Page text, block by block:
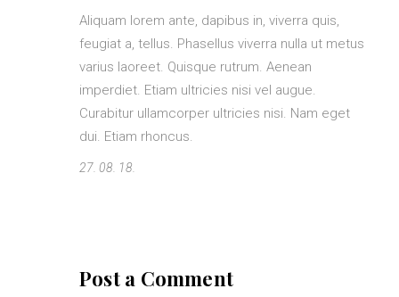
Aliquam lorem ante, dapibus in, viverra quis,
feugiat a, tellus. Phasellus viverra nulla ut metus
varius laoreet. Quisque rutrum. Aenean
imperdiet. Etiam ultricies nisi vel augue.
Curabitur ullamcorper ultricies nisi. Nam eget
dui. Etiam rhoncus.
27. 08. 18.
Post a Comment